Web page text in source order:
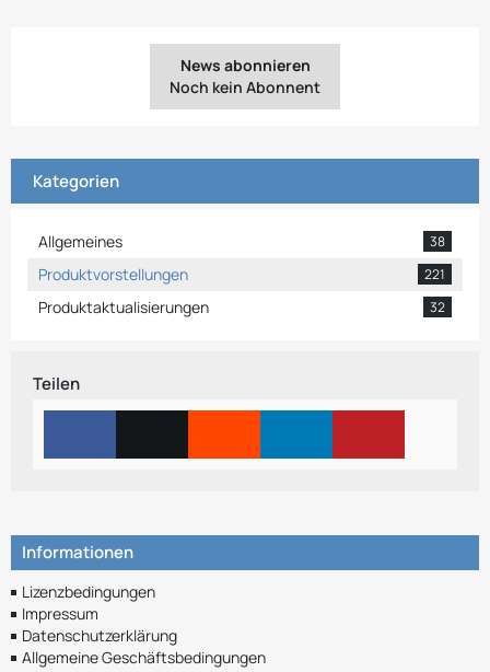
News abonnieren
Noch kein Abonnent
Kategorien
Allgemeines 38
Produktvorstellungen 221
Produktaktualisierungen 32
Teilen
Informationen
Lizenzbedingungen
Impressum
Datenschutzerklärung
Allgemeine Geschäftsbedingungen